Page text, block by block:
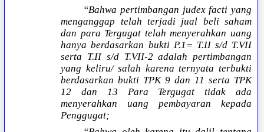
“Bahwa pertimbangan judex facti yang
menganggap telah terjadi jual beli saham
dan para Tergugat telah menyerahkan uang
hanya berdasarkan bukti P.1= T.II s/d T.VII
serta T.II s/d T.VII-2 adalah pertimbangan
yang keliru/ salah karena ternyata terbukti
berdasarkan bukti TPK 9 dan 11 serta TPK
12 dan 13 Para Tergugat tidak ada
menyerahkan uang pembayaran kepada
Penggugat;